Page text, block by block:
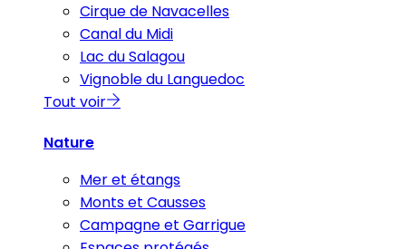
Cirque de Navacelles
Canal du Midi
Lac du Salagou
Vignoble du Languedoc
Tout voir
Nature
Mer et étangs
Monts et Causses
Campagne et Garrigue